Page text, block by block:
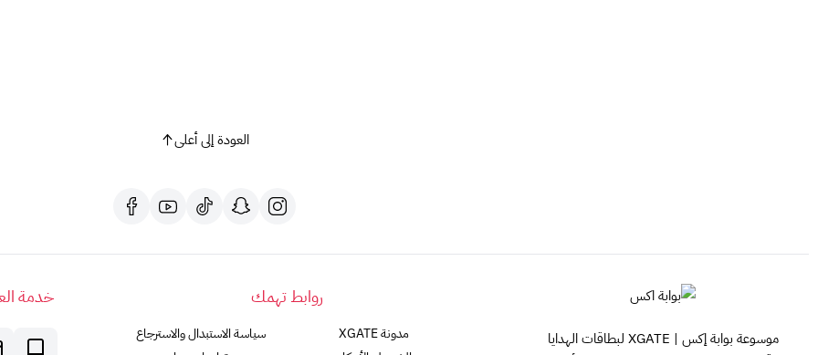
العودة إلى أعلى
موسوعة بوابة إكس | XGATE لبطاقات الهدايا
روابط تهمك
مدونة XGATE
سياسة الاستبدال والاسترجاع
خدمة